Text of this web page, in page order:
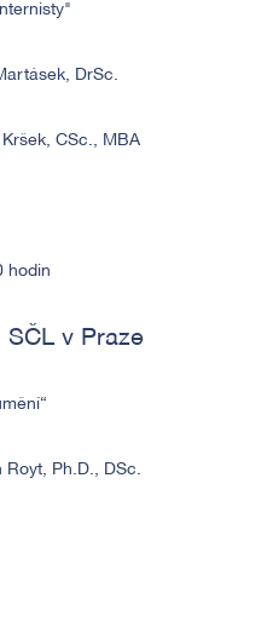
DrSc.
CSc., MBA
hodin
SČL v Praze
Royt, Ph.D., DSc.